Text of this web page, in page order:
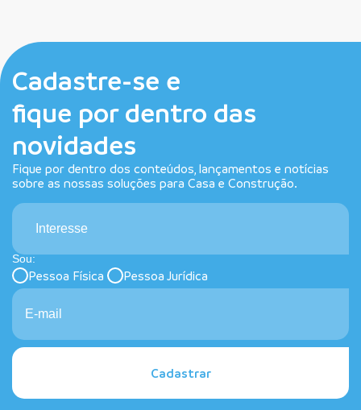
Cadastre-se e
fique por dentro das
novidades
Fique por dentro dos conteúdos, lançamentos e notícias
sobre as nossas soluções para Casa e Construção.
Interesse
Sou:
Pessoa Física Pessoa Jurídica
Cadastrar